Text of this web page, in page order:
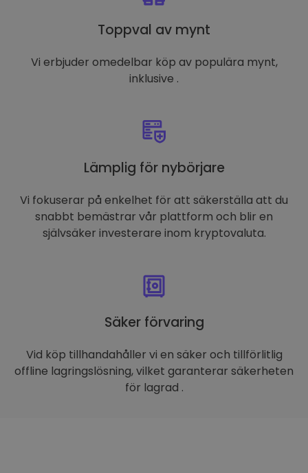
Toppval av mynt
Vi erbjuder omedelbar köp av populära mynt,
inklusive .
Lämplig för nybörjare
Vi fokuserar på enkelhet för att säkerställa att du
snabbt bemästrar vår plattform och blir en
självsäker investerare inom kryptovaluta.
Säker förvaring
Vid köp tillhandahåller vi en säker och tillförlitlig
offline lagringslösning, vilket garanterar säkerheten
för lagrad .